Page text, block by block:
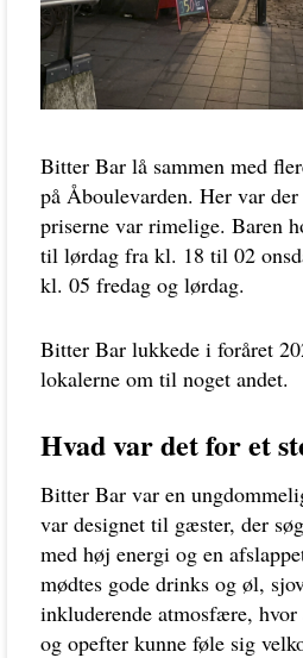
Bitter Bar lå sammen med
på Åboulevarden. Her var
priserne var rimelige. Baren
til lørdag fra kl. 18 til 02
kl. 05 fredag og lørdag.
Bitter Bar lukkede i foråret
lokalerne om til noget andet.
Hvad var det for et
Bitter Bar var en
var designet til gæster, der
med høj energi og en
mødtes gode drinks og øl,
inkluderende atmosfære,
og opefter kunne føle sig